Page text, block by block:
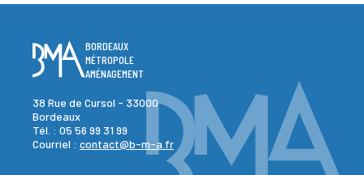
BORDEAUX
MÉTROPOLE
AMÉNAGEMENT
38 Rue de Cursol - 33000
Bordeaux
Tél. : 05 56 99 31 99
Courriel : contact@b-m-a.fr